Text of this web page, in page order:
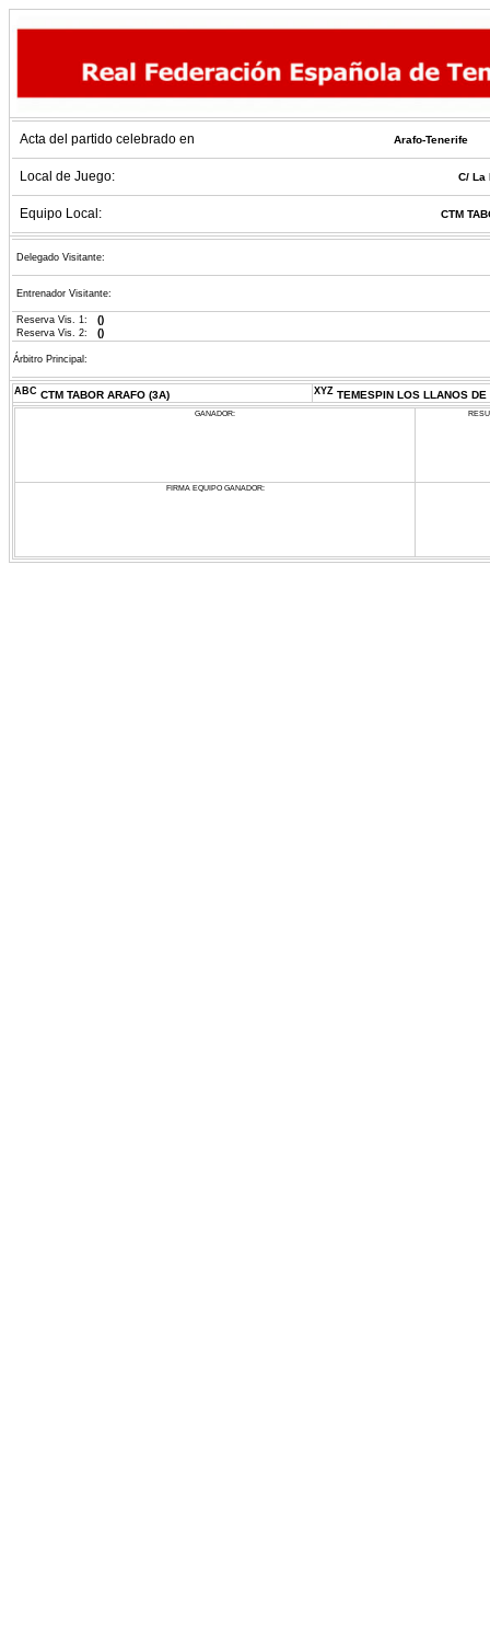
Acta del partido celebrado en Arafo-Tenerife
Local de Juego: C/ La
Equipo Local: CTM
Delegado Visitante:
Entrenador Visitante:
Reserva Vis. 1: ()
Reserva Vis. 2: ()
Árbitro Principal:
ABC CTM TABOR ARAFO (3A) XYZ TEMESPIN LOS LLANOS DE
GANADOR:
FIRMA EQUIPO GANADOR: